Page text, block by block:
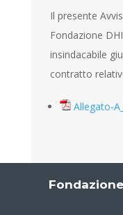
Il presente
Fondazione
insindacabile
contratto
Allegato-